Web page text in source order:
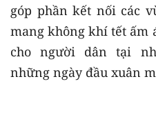
góp phần kết nối các
mang không khí tết ấm
cho người dân tại
những ngày đầu xuân